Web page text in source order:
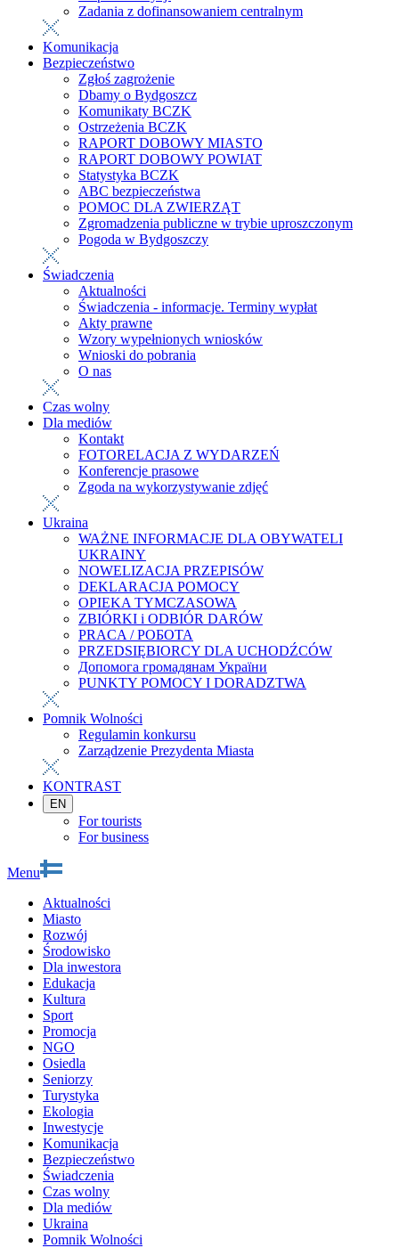
Zadania z dofinansowaniem centralnym
Komunikacja
Bezpieczeństwo
Zgłoś zagrożenie
Dbamy o Bydgoszcz
Komunikaty BCZK
Ostrzeżenia BCZK
RAPORT DOBOWY MIASTO
RAPORT DOBOWY POWIAT
Statystyka BCZK
ABC bezpieczeństwa
POMOC DLA ZWIERZĄT
Zgromadzenia publiczne w trybie uproszczonym
Pogoda w Bydgoszczy
Świadczenia
Aktualności
Świadczenia - informacje. Terminy wypłat
Akty prawne
Wzory wypełnionych wniosków
Wnioski do pobrania
O nas
Czas wolny
Dla mediów
Kontakt
FOTORELACJA Z WYDARZEŃ
Konferencje prasowe
Zgoda na wykorzystywanie zdjęć
Ukraina
WAŻNE INFORMACJE DLA OBYWATELI
UKRAINY
NOWELIZACJA PRZEPISÓW
DEKLARACJA POMOCY
OPIEKA TYMCZASOWA
ZBIÓRKI i ODBIÓR DARÓW
PRACA / РОБОТА
PRZEDSIĘBIORCY DLA UCHODŹCÓW
Допомога громадянам України
PUNKTY POMOCY I DORADZTWA
Pomnik Wolności
Regulamin konkursu
Zarządzenie Prezydenta Miasta
KONTRAST
EN
For tourists
For business
Menu
Aktualności
Miasto
Rozwój
Środowisko
Dla inwestora
Edukacja
Kultura
Sport
Promocja
NGO
Osiedla
Seniorzy
Turystyka
Ekologia
Inwestycje
Komunikacja
Bezpieczeństwo
Świadczenia
Czas wolny
Dla mediów
Ukraina
Pomnik Wolności